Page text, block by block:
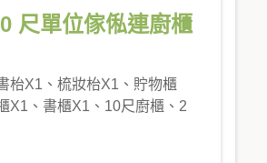
尺單位傢俬連廚櫃
枱X1、梳妝枱X1、貯物櫃
X1、書櫃X1、10尺廚櫃、2